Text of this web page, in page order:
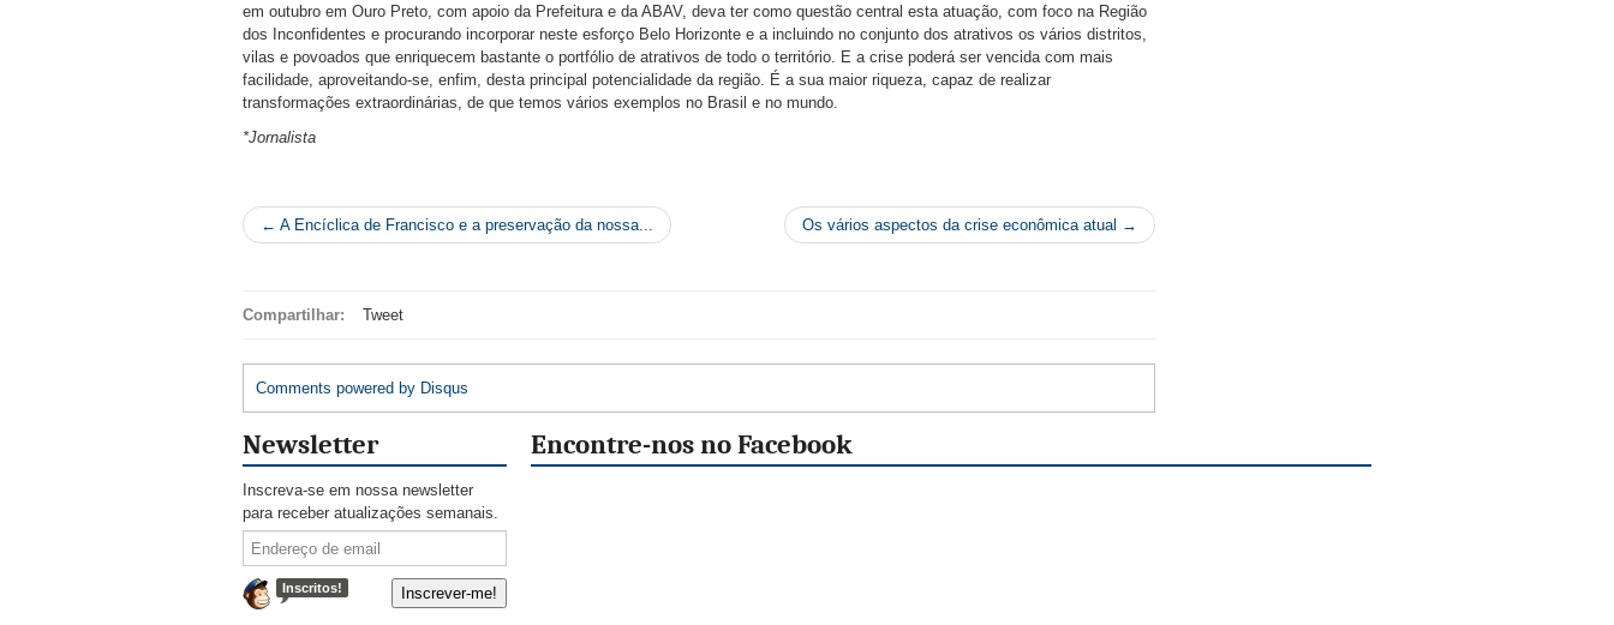
em outubro em Ouro Preto, com apoio da Prefeitura e da ABAV, deva ter como questão central esta atuação, com foco na Região
dos Inconfidentes e procurando incorporar neste esforço Belo Horizonte e a incluindo no conjunto dos atrativos os vários distritos,
vilas e povoados que enriquecem bastante o portfólio de atrativos de todo o território. E a crise poderá ser vencida com mais
facilidade, aproveitando-se, enfim, desta principal potencialidade da região. É a sua maior riqueza, capaz de realizar
transformações extraordinárias, de que temos vários exemplos no Brasil e no mundo.
*Jornalista
← A Encíclica de Francisco e a preservação da nossa... Os vários aspectos da crise econômica atual →
Compartilhar: Tweet
Comments powered by Disqus
Newsletter
Inscreva-se em nossa newsletter
para receber atualizações semanais.
Inscritos!
Encontre-nos no Facebook